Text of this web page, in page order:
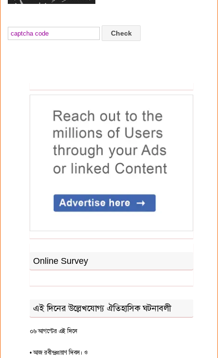
Check
Online Survey
এই দিনের উল্লেখযোগ্য ঐতিহাসিক ঘটনাবলী
০৬ আগস্টের এই দিনে
• আজ রবীন্দ্রপ্রয়াণ দিবস। ও